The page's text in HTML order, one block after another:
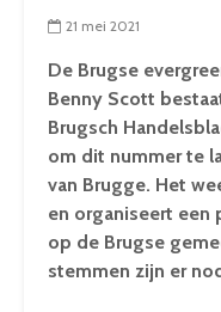
21 mei 2021
De Brugse
Benny Scott
Brugsch
om dit nummer te
van Brugge. Het
en organiseert
op de Brugse
stemmen zijn er